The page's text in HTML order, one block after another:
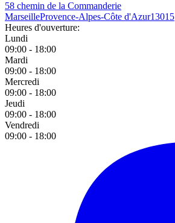
58 chemin de la Commanderie
MarseilleProvence-Alpes-Côte d'Azur13015
Heures d'ouverture:
Lundi
09:00 - 18:00
Mardi
09:00 - 18:00
Mercredi
09:00 - 18:00
Jeudi
09:00 - 18:00
Vendredi
09:00 - 18:00